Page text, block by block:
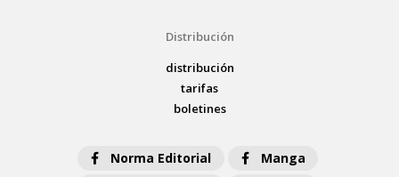
Distribución
distribución
tarifas
boletines
Norma Editorial
Manga